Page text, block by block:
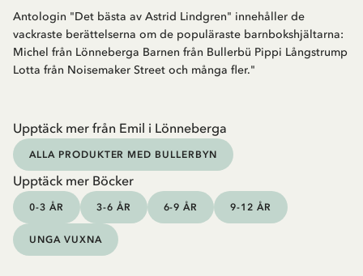
Antologin "Det bästa av Astrid Lindgren" innehåller de
vackraste berättelserna om de populäraste barnbokshjältarna:
Michel från Lönneberga Barnen från Bullerbü Pippi Långstrump
Lotta från Noisemaker Street och många fler."
Upptäck mer från Emil i Lönneberga
ALLA PRODUKTER MED BULLERBYN
Upptäck mer Böcker
0-3 ÅR 3-6 ÅR 6-9 ÅR 9-12 ÅR
UNGA VUXNA